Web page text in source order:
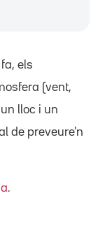
els
(vent,
lloc i un
de preveure'n
.